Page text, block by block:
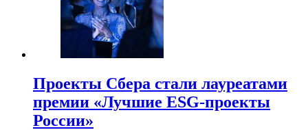
Проекты Сбера стали лауреатами
премии «Лучшие ESG-проекты
России»